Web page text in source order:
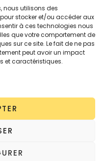
nous utilisons des
stocker et/ou accéder aux
à ces technologies nous
que votre comportement de
sur ce site. Le fait de ne pas
peut avoir un impact
et caractéristiques.